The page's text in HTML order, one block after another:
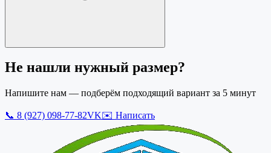
Не нашли нужный размер?
Напишите нам — подберём подходящий вариант за 5 минут
📞 8 (927) 098-77-82VK✉️ Написать